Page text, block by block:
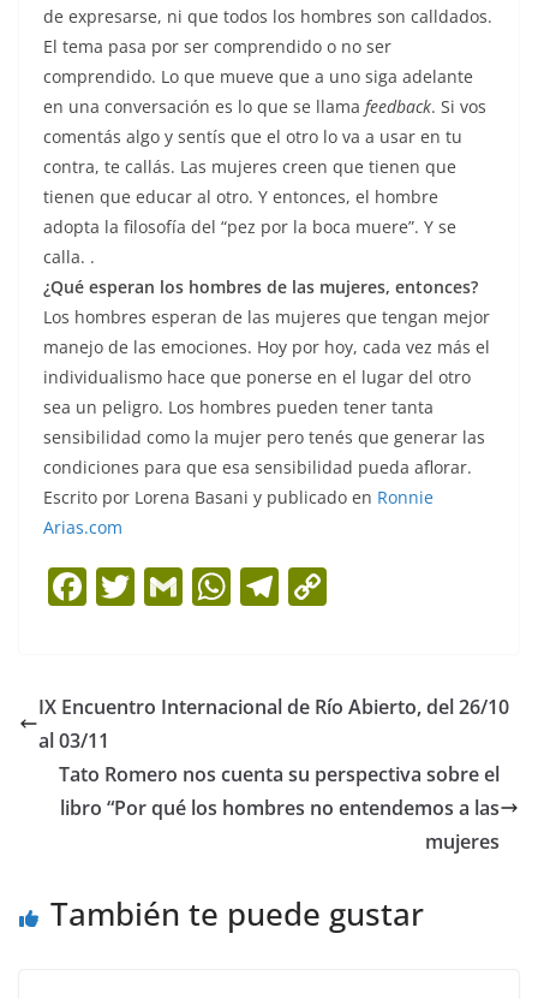
de expresarse, ni que todos los hombres son calldados.
El tema pasa por ser comprendido o no ser
comprendido. Lo que mueve que a uno siga adelante
en una conversación es lo que se llama feedback. Si vos
comentás algo y sentís que el otro lo va a usar en tu
contra, te callás. Las mujeres creen que tienen que
tienen que educar al otro. Y entonces, el hombre
adopta la filosofía del “pez por la boca muere”. Y se
calla. .
¿Qué esperan los hombres de las mujeres, entonces?
Los hombres esperan de las mujeres que tengan mejor
manejo de las emociones. Hoy por hoy, cada vez más el
individualismo hace que ponerse en el lugar del otro
sea un peligro. Los hombres pueden tener tanta
sensibilidad como la mujer pero tenés que generar las
condiciones para que esa sensibilidad pueda aflorar.
Escrito por Lorena Basani y publicado en Ronnie
Arias.com
F
e
b
o
o
T
er
G
l
W
s
p
p
T
gr
m
y
n
k
IX Encuentro Internacional de Río Abierto, del 26/10
al 03/11
Tato Romero nos cuenta su perspectiva sobre el
libro “Por qué los hombres no entendemos a las
mujeres
También te puede gustar